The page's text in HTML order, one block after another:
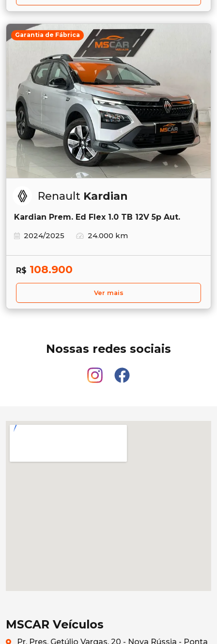
Garantia de Fábrica
Renault Kardian
Kardian Prem. Ed Flex 1.0 TB 12V 5p Aut.
2024/2025
24.000 km
R$ 108.900
Ver mais
Nossas redes sociais
MSCAR Veículos
Pr. Pres. Getúlio Vargas, 20 - Nova Rússia - Ponta